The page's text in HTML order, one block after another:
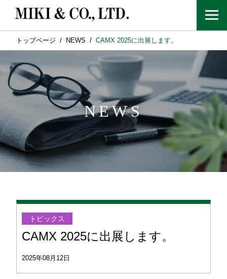
トップページ NEWS CAMX 2025に出展します。
NEWS
トピックス
CAMX 2025に出展します。
2025年08月12日